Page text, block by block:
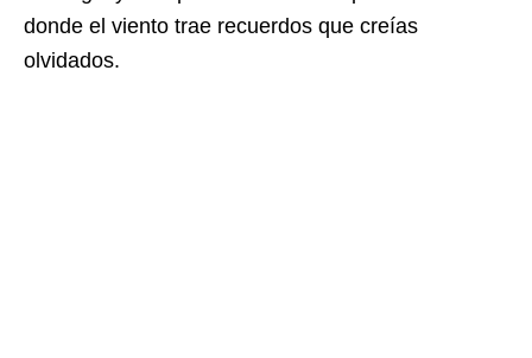
donde el viento trae recuerdos que creías
olvidados.